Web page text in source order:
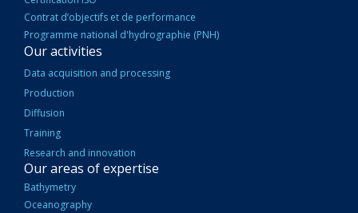
Contrat d’objectifs et de performance
Programme national d'hydrographie (PNH)
Our activities
Data acquisition and processing
Production
Diffusion
Training
Research and innovation
Our areas of expertise
Bathymetry
Oceanography